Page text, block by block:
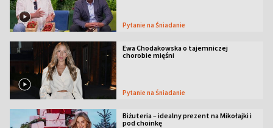
Pytanie na Śniadanie
Ewa Chodakowska o tajemniczej
chorobie mięśni
Pytanie na Śniadanie
Biżuteria – idealny prezent na Mikołajki i
pod choinkę